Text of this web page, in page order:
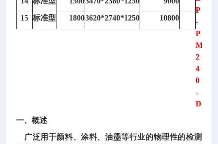
15 标准型 18003620*2740*1250 10800
P
-
P
M
2
4
0
-
D
一、概述
广泛用于颜料、涂料、油墨等行业的物理性的检测